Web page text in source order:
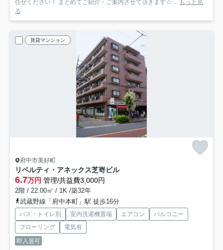
任せください！ まとめてご紹介・ご案内させて頂きます☆ ...
もっと見
る
賃貸マンション
府中市美好町
リベルティ・アネックス芝嵜ビル
6.7万円 管理/共益費3,000円
2階 / 22.00㎡ / 1K /築32年
武蔵野線「府中本町」駅 徒歩16分
バス・トイレ別 室内洗濯機置場 エアコン
バルコニー
フローリング
電気有
即入居可